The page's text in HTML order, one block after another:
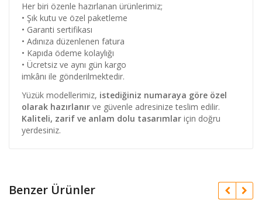
Her biri özenle hazırlanan ürünlerimiz;
• Şık kutu ve özel paketleme
• Garanti sertifikası
• Adınıza düzenlenen fatura
• Kapıda ödeme kolaylığı
• Ücretsiz ve aynı gün kargo
imkânı ile gönderilmektedir.
Yüzük modellerimiz, istediğiniz numaraya göre özel
olarak hazırlanır ve güvenle adresinize teslim edilir.
Kaliteli, zarif ve anlam dolu tasarımlar için doğru
yerdesiniz.
Benzer Ürünler